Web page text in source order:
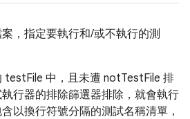
，指定要執行和/或不執行的測
testFile 中，且未遭 notTestFile 排
行器的排除篩選器排除，就會執行
以換行符號分隔的測試名稱清單，